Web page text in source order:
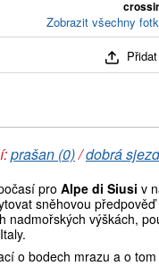
Zobrazit všechny
prašan (0)/dobrá
pro Alpe di Siusi v
sněhovou
nadmořských výškách,
o bodech mrazu a o